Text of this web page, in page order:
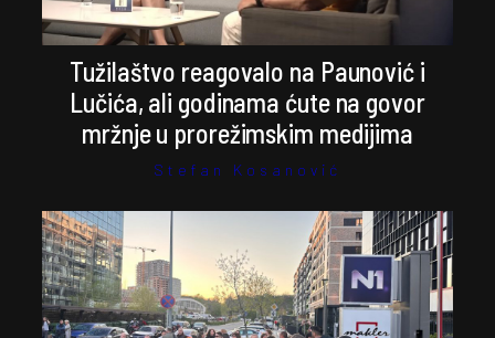
Tužilaštvo reagovalo na Paunović i
Lučića, ali godinama ćute na govor
mržnje u prorežimskim medijima
Stefan Kosanović